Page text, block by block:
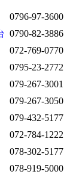
0796-97-3600
0790-82-3886
072-769-0770
0795-23-2772
079-267-3001
079-267-3050
079-432-5177
072-784-1222
078-302-5177
078-919-5000